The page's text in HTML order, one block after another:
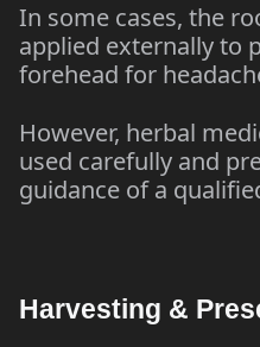
In some cases, the
applied externally to
forehead for
However, herbal
used carefully and
guidance of a
Harvesting &